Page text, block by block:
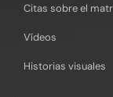
Citas sobre el
Vídeos
Historias visuales